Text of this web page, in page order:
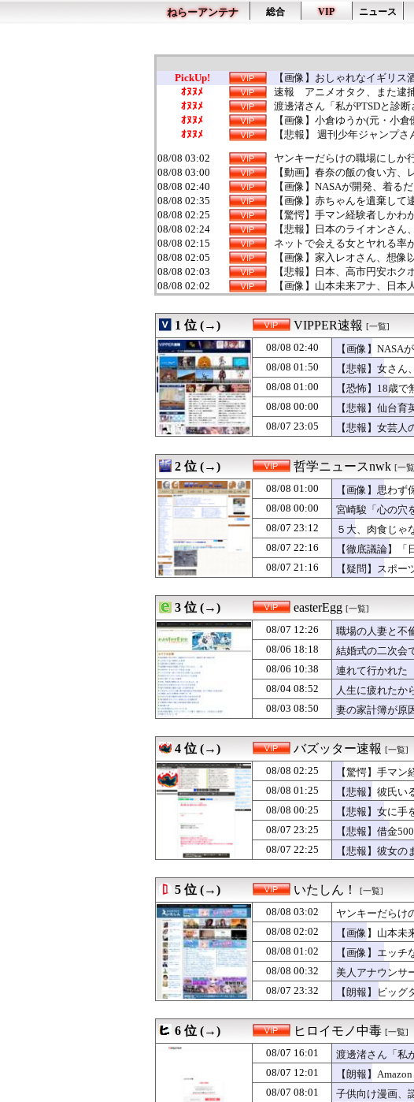
ねらーアンテナ 総合 VIP ニュース
PickUp!
【画像】おしゃれなイギリ
ｵﾇﾇﾒ
速報 アニメオタク、また逮
ｵﾇﾇﾒ
渡邊渚さん「私がPTSDと診
ｵﾇﾇﾒ
【画像】小倉ゆうか(元・小
ｵﾇﾇﾒ
【悲報】 週刊少年ジャンプ
08/08 03:02
ヤンキーだらけの職場にしか
08/08 03:00
【動画】春奈の飯の食い方
08/08 02:40
【画像】NASAが開発、着る
08/08 02:35
【画像】赤ちゃんを遺棄し
08/08 02:25
【驚愕】手マン経験者しか
08/08 02:24
【悲報】日本のライオンさん
08/08 02:15
ネットで会える女とヤれる率
08/08 02:05
【画像】家入レオさん、想
08/08 02:03
【悲報】日本、高市円安ホ
08/08 02:02
【画像】山本未来アナ、日本
08/08 02:00
【悲報】思春期の娘に「キモ
08/08 01:57
路面電車と衝突…車置き逃走
08/08 01:57
家族4人食費月2万円献立がX
08/08 01:57
ドラマ【凪のお暇】を語りま
08/08 01:56
【衝撃】中居正広さん「俺が
08/08 01:56
財務省、4月30日に介入、過
08/08 01:55
ロシア「SRBMでキエフを火
08/08 01:50
【悲報】女さん、歩行者を轢
08/08 01:47
【8月】恋話・恋愛相談総合ト
08/08 01:47
男が描く女の絵で一番理解で
08/08 01:46
【衝撃】GACKTさんや小沢仁
08/08 01:36
【衝撃】ヒコロヒーさんがコ
08/08 01:35
【悲報】粗品、永久追放ｗｗ
08/08 01:31
【画像】かつての天下人「マ
【唖然】イスラエル政府元高
08/08 01:25
【悲報】彼氏いる女寝取りま
08/08 01:16
【悲報】欧州サッカーの順位
08/08 01:15
クンニ中に匂ったらこうなる
08/08 01:09
免許証更新者のゴールド免許
08/08 01:06
【画像あり】全裸ランドセル
08/08 01:05
【悲報】ビッグモーターとか
08/08 01:05
【画像】44歳の芸能人が同窓
08/08 01:02
【画像】エッチなお姉さん「
08/08 01:01
【画像】ヘソ出しJKさん、股
08/08 01:00
「出産した友達が招いてくれ
08/08 01:00
【恐怖】18歳で無期懲役にな
08/08 01:00
【画像】思わず保存したくな
08/08 00:44
【町中華】食べてきた
08/08 00:40
【画像】風俗でこうゆう嬢を
08/08 00:33
お前らってふつうに働いてて
08/08 00:32
美人アナウンサーの中田有紀
08/08 00:31
【画像】温泉の中でこれやる
08/08 00:25
【悲報】女に手を出したら人
08/08 00:22
30歳人妻が知らない人とライ
08/08 00:18
【衝撃】大学生の頃に出会っ
08/08 00:15
【画像】台湾女子「パイスラ
08/08 00:05
唐揚げ、ご飯、味噌汁、山盛
08/08 00:05
【驚愕】性行為をしない『友
08/08 00:03
【悲報】マン毛ボーボーの
08/08 00:00
【悲報】仙台育英のマネージ
08/08 00:00
ジャンポケ斉藤さん、たった
08/08 00:00
宮崎駿「心の穴を埋めるため
08/08 00:00
しばらく顔を見せていなかっ
08/08 00:00
沖縄尚学のチアがインタビュ
08/07 23:58
「金がないと結婚も子育ても
08/07 23:40
【画像】最近のJKさんのボデ
08/07 23:35
【衝撃】X(Twitter)、メンエス
08/07 23:33
嫁「もう赤ちゃんの夜泣き耐
【朗報】ビッグダディの娘、
08/07 23:31
運転中俺｢おっぱいでっっっ
08/07 23:25
実際に料理してみて驚いたこ
1 位 (→) VIPPER速報 [一覧]
08/08 02:40
【画像】NASA
08/08 01:50
【悲報】女さ
08/08 01:00
【恐怖】18歳
08/08 00:00
【悲報】仙台
08/07 23:05
【悲報】女芸
2 位 (→) 哲学ニュースnwk [一
08/08 01:00
【画像】思わ
08/08 00:00
宮崎駿「心の穴
08/07 23:12
５大、肉食じゃ
08/07 22:16
【徹底議論】
08/07 21:16
【疑問】スポ
3 位 (→) easterEgg [一覧]
08/07 12:26
職場の人妻と不
08/06 18:18
結婚式の二次会
08/06 10:38
連れて行かれた
08/04 08:52
人生に疲れたか
08/03 08:50
妻の家計簿が原
4 位 (→) バズッター速報 [一覧]
08/08 02:25
【驚愕】手マ
08/08 01:25
【悲報】彼氏
08/08 00:25
【悲報】女に
08/07 23:25
【悲報】借金
08/07 22:25
【悲報】彼女
5 位 (→) いたしん！ [一覧]
08/08 03:02
ヤンキーだらけ
08/08 02:02
【画像】山本
08/08 01:02
【画像】エッ
08/08 00:32
美人アナウンサ
08/07 23:32
【朗報】ビッ
6 位 (→) ヒロイモノ中毒 [一覧]
08/07 16:01
渡邊渚さん「私
08/07 12:01
【朗報】
08/07 08:01
子供向け漫画、